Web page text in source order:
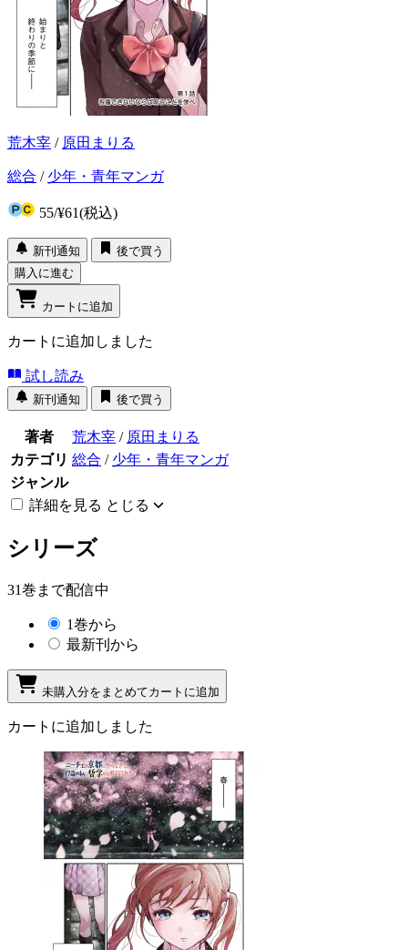
荒木宰 / 原田まりる
総合 / 少年・青年マンガ
55/¥61(税込)
新刊通知
後で買う
購入に進む
カートに追加
カートに追加しました
試し読み
新刊通知 後で買う
著者 荒木宰 / 原田まりる
カテゴリ 総合 / 少年・青年マンガ
ジャンル
詳細を見る とじる
シリーズ
31巻まで配信中
1巻から
最新刊から
未購入分をまとめてカートに追加
カートに追加しました